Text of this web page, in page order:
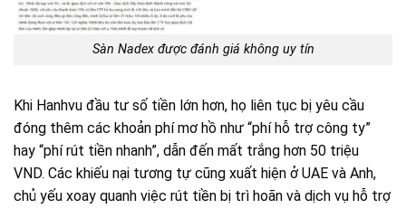
Sàn Nadex được đánh giá không uy tín
Khi Hanhvu đầu tư số tiền lớn hơn, họ liên tục bị yêu cầu
đóng thêm các khoản phí mơ hồ như “phí hỗ trợ công ty”
hay “phí rút tiền nhanh”, dẫn đến mất trắng hơn 50 triệu
VND. Các khiếu nại tương tự cũng xuất hiện ở UAE và Anh,
chủ yếu xoay quanh việc rút tiền bị trì hoãn và dịch vụ hỗ trợ